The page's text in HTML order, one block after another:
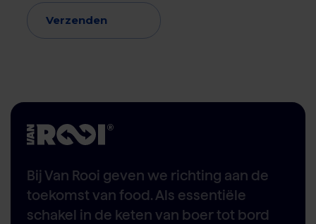
Verzenden
Bij Van Rooi geven we richting aan de
toekomst van food. Als essentiële
schakel in de keten van boer tot bord